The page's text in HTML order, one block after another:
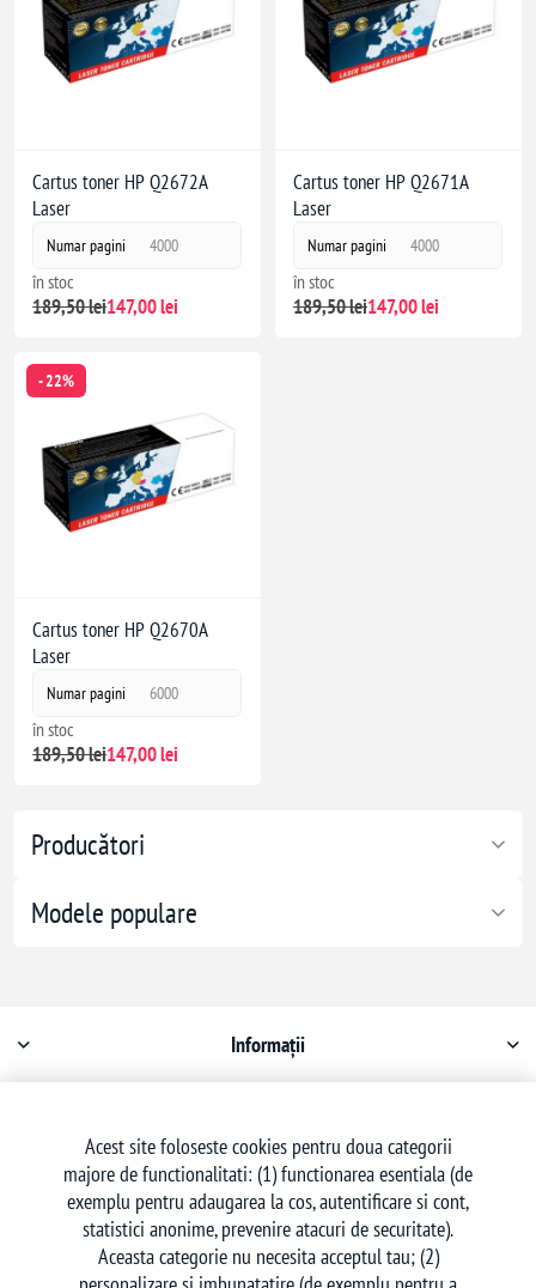
Producători
Modele populare
Cartus toner HP Q2672A
Laser
Numar pagini 4000
în stoc
189,50 lei147,00 lei
Cartus toner HP Q2671A
Laser
Numar pagini 4000
în stoc
189,50 lei147,00 lei
- 22%
Cartus toner HP Q2670A
Laser
Numar pagini 6000
în stoc
189,50 lei147,00 lei
Informații
Serviciu clienți
Acest site foloseste cookies pentru doua categorii
majore de functionalitati: (1) functionarea esentiala (de
exemplu pentru adaugarea la cos, autentificare si cont,
statistici anonime, prevenire atacuri de securitate).
Aceasta categorie nu necesita acceptul tau; (2)